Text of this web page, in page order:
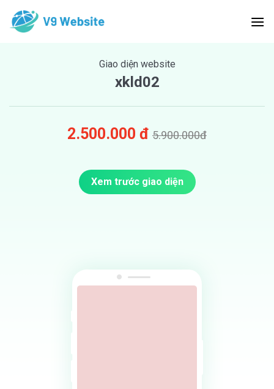
Giao diện website
xkld02
2.500.000 đ 5.900.000đ
Xem trước giao diện